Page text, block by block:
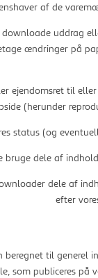
af de
uddrag
ændringer på
ejendomsret til
(herunder
status (og
bruge dele af
dele af
efter
til generel
som publiceres på